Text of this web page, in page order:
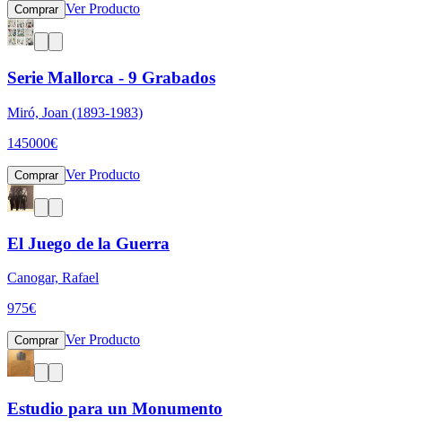
Comprar Ver Producto
Serie Mallorca - 9 Grabados
Miró, Joan (1893-1983)
145000€
Comprar Ver Producto
El Juego de la Guerra
Canogar, Rafael
975€
Comprar Ver Producto
Estudio para un Monumento